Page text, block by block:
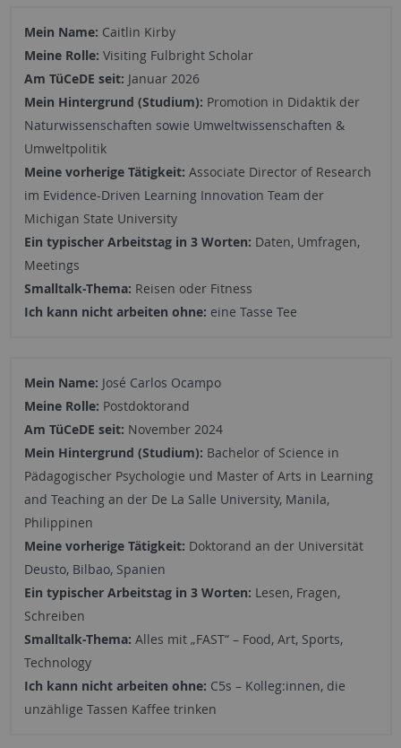
Mein Name: Caitlin Kirby
Meine Rolle: Visiting Fulbright Scholar
Am TüCeDE seit: Januar 2026
Mein Hintergrund (Studium): Promotion in Didaktik der
Naturwissenschaften sowie Umweltwissenschaften &
Umweltpolitik
Meine vorherige Tätigkeit: Associate Director of Research
im Evidence-Driven Learning Innovation Team der
Michigan State University
Ein typischer Arbeitstag in 3 Worten: Daten, Umfragen,
Meetings
Smalltalk-Thema: Reisen oder Fitness
Ich kann nicht arbeiten ohne: eine Tasse Tee
Mein Name: José Carlos Ocampo
Meine Rolle: Postdoktorand
Am TüCeDE seit: November 2024
Mein Hintergrund (Studium): Bachelor of Science in
Pädagogischer Psychologie und Master of Arts in Learning
and Teaching an der De La Salle University, Manila,
Philippinen
Meine vorherige Tätigkeit: Doktorand an der Universität
Deusto, Bilbao, Spanien
Ein typischer Arbeitstag in 3 Worten: Lesen, Fragen,
Schreiben
Smalltalk-Thema: Alles mit „FAST“ – Food, Art, Sports,
Technology
Ich kann nicht arbeiten ohne: C5s – Kolleg:innen, die
unzählige Tassen Kaffee trinken